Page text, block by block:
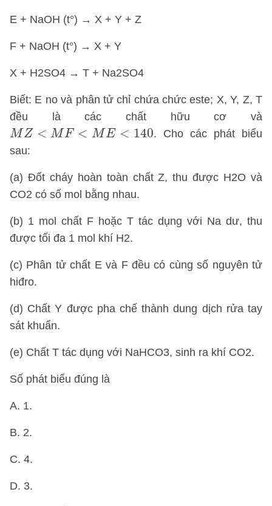
E + NaOH (t°) → X + Y + Z
F + NaOH (t°) → X + Y
X + H2SO4 → T + Na2SO4
Biết: E no và phân tử chỉ chứa chức este; X, Y, Z, T
đều là các chất hữu cơ và
M Z < MF < ME < 140
MZ< M F<ME < 140
. Cho các phát biểu
sau:
(a) Đốt cháy hoàn toàn chất Z, thu được H2O và
CO2 có số mol bằng nhau.
(b) 1 mol chất F hoặc T tác dụng với Na dư, thu
được tối đa 1 mol khí H2.
(c) Phân tử chất E và F đều có cùng số nguyên tử
hiđro.
(d) Chất Y được pha chế thành dung dịch rửa tay
sát khuẩn.
(e) Chất T tác dụng với NaHCO3, sinh ra khí CO2.
Số phát biểu đúng là
A. 1.
B. 2.
C. 4.
D. 3.